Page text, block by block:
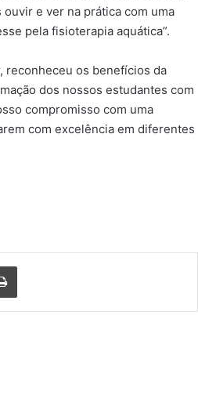
e ver na prática com uma
pela fisioterapia aquática”.
reconheceu os benefícios da
dos nossos estudantes com
compromisso com uma
com excelência em diferentes
Imprimir